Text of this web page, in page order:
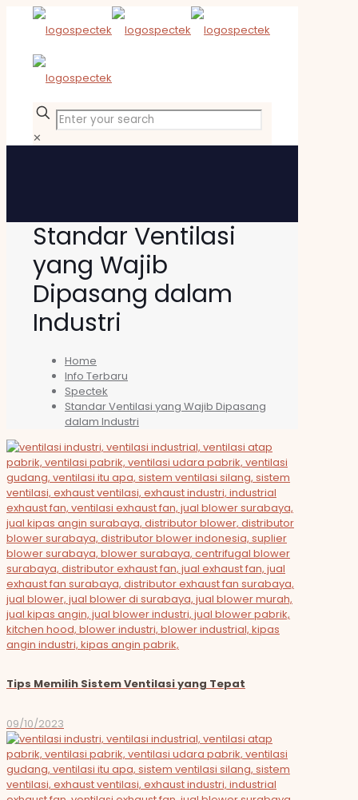
✕
Standar Ventilasi
yang Wajib
Dipasang dalam
Industri
Home
Info Terbaru
Spectek
Standar Ventilasi yang Wajib Dipasang
dalam Industri
Tips Memilih Sistem Ventilasi yang Tepat
09/10/2023